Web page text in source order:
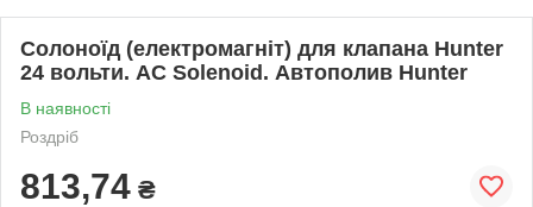
Солоноїд (електромагніт) для клапана Hunter
24 вольти. AC Solenoid. Автополив Hunter
В наявності
Роздріб
813,74 ₴